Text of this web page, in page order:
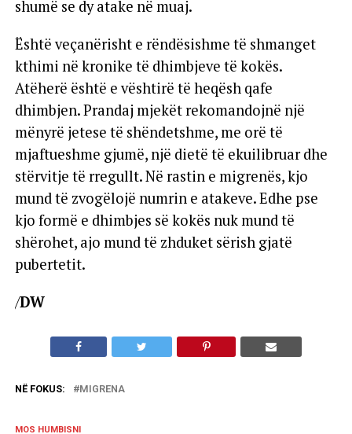
shumë se dy atake në muaj.
Është veçanërisht e rëndësishme të shmanget
kthimi në kronike të dhimbjeve të kokës.
Atëherë është e vështirë të heqësh qafe
dhimbjen. Prandaj mjekët rekomandojnë një
mënyrë jetese të shëndetshme, me orë të
mjaftueshme gjumë, një dietë të ekuilibruar dhe
stërvitje të rregullt. Në rastin e migrenës, kjo
mund të zvogëlojë numrin e atakeve. Edhe pse
kjo formë e dhimbjes së kokës nuk mund të
shërohet, ajo mund të zhduket sërish gjatë
pubertetit.
/DW
NË FOKUS: MIGRENA
MOS HUMBISNI